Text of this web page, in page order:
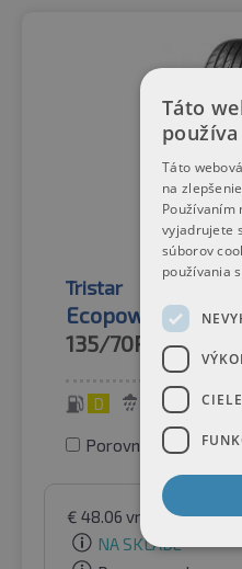
Tristar
Ecopower 3
135/70R1570T
D 70 dB
Porovnať pneumatiky
€ 48.06 vrátane DPH
NA SKLADE
Táto
Táto
na
Používaním
vyjadrujete
súborov
používania